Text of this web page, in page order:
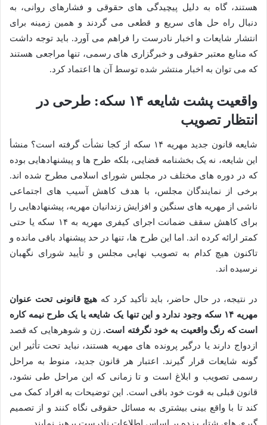
هستند، گاه به دلیل پیچیدگی های حقوقی و فشارهای روانی، به
دنبال راه حل های سریع و قطعی می گردند و همین زمینه برای
انتشار شایعات و اخبار نادرست را فراهم می آورد. باید توجه داشت
که منابع معتبر حقوقی و خبرگزاری های رسمی، تنها مراجعی هستند
که می توان به اخبار منتشر شده توسط آن ها اعتماد کرد.
واقعیت پشت شایعه ۱۴ سکه: طرحی در
انتظار تصویب
شایعه قانون جدید مهریه ۱۴ سکه از کجا نشأت گرفته است؟ منشأ
این شایعه، نه یک بخشنامه قضایی، بلکه طرح ها و پیشنهادهایی بوده
که در دوره های مختلف در مجلس شورای اسلامی مطرح شده اند.
برخی از نمایندگان مجلس، با هدف کاهش آسیب های اجتماعی
ناشی از مهریه های سنگین و افزایش زندانیان مهریه، پیشنهادهایی را
برای کاهش سقف ضمانت اجرای کیفری مهریه به ۱۴ سکه یا حتی
کمتر ارائه کرده اند. اما این طرح ها، تنها در حد پیشنهاد باقی مانده و
تاکنون هیچ کدام به تصویب نهایی مجلس و تأیید شورای نگهبان
نرسیده اند.
در نتیجه، در حال حاضر، باید تأکید کرد که هیچ قانونی تحت عنوان
مهریه ۱۴ سکه وجود ندارد و این تنها یک شایعه یا یک طرح نیمه کاره
است که رنگ واقعیت به خود نگرفته است.زن و شوهرهایی که قصد
ازدواج دارند یا درگیر پرونده های مهریه هستند، نباید تحت تأثیر این
گونه شایعات قرار گیرند. اعتبار هر قانون جدید، منوط به مراحل
رسمی تصویب و ابلاغ است و تا زمانی که این مراحل طی نشود،
قانون قبلی به قوت خود باقی است. این توضیحات به افراد کمک می
کند تا با واقع بینی بیشتری به مسائل حقوقی نگاه کنند و از تصمیم